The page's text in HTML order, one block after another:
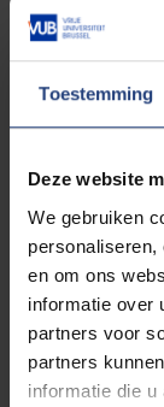
Toestemming
Deze website
We gebruiken
en om ons
informatie over
partners voor
partners
informatie die
The